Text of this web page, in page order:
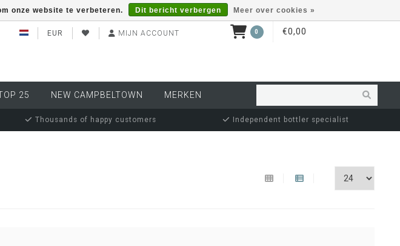
EUR MIJN ACCOUNT 0 €0,00
25 NEW CAMPBELTOWN MERKEN
Thousands of happy customers Independent bottler specialist
onze website te verbeteren. Dit bericht verbergen Meer over cookies »